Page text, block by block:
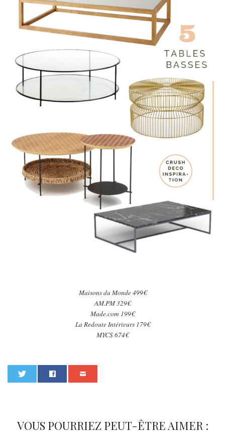
Maisons du Monde 499€
AM.PM 329€
Made.com 199€
La Redoute Intérieurs 179€
MYCS 674€
VOUS POURRIEZ PEUT-ÊTRE AIMER :